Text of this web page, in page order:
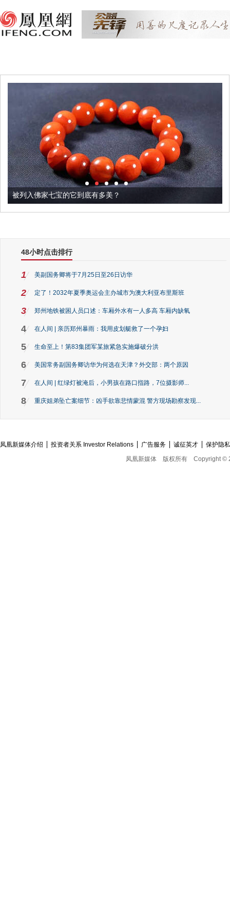
被列入佛家七宝的它到底有多美？
48小时点击排行
1 美副国务卿将于7月25日至26日访华
2 定了！2032年夏季奥运会主办城市为澳大利亚布里斯班
3 郑州地铁被困人员口述：车厢外水有一人多高 车厢内缺氧
4 在人间 | 亲历郑州暴雨：我用皮划艇救了一个孕妇
5 生命至上！第83集团军某旅紧急实施爆破分洪
6 美国常务副国务卿访华为何选在天津？外交部：两个原因
7 在人间 | 红绿灯被淹后，小男孩在路口指路，7位摄影师...
8 重庆姐弟坠亡案细节：凶手欲靠悲情蒙混 警方现场勘察发现...
凤凰新媒体介绍 投资者关系 Investor Relations 广告服务 诚征英才
保护隐
凤凰新媒体
版权所有 Copyright ©